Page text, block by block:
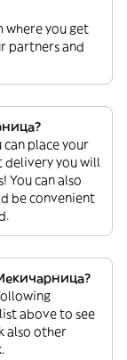
where you get
partners and
place your
delivery you will
You can also
be convenient
above to see
also other